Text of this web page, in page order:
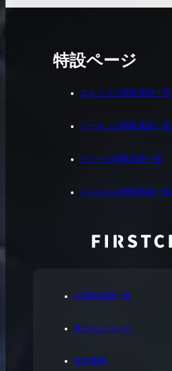
お買取実績一覧
私たちについて
会社概要
特設ページ
エルメスの買取実績一覧
バーキンの買取実績一覧
ケリーの買取実績一覧
シャネルの買取実績一覧